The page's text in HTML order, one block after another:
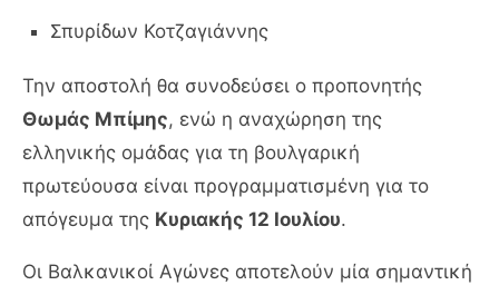
Σπυρίδων Κοτζαγιάννης
Την αποστολή θα συνοδεύσει ο προπονητής
Θωμάς Μπίμης, ενώ η αναχώρηση της
ελληνικής ομάδας για τη βουλγαρική
πρωτεύουσα είναι προγραμματισμένη για το
απόγευμα της Κυριακής 12 Ιουλίου.
Οι Βαλκανικοί Αγώνες αποτελούν μία σημαντική